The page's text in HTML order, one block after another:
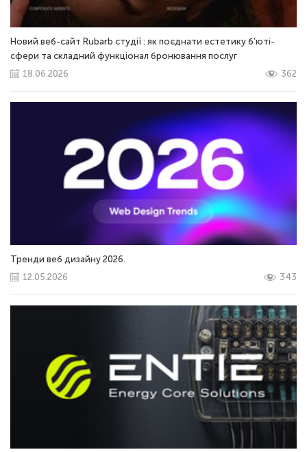
Новий веб-сайт Rubarb студії : як поєднати естетику б’юті-
сфери та складний функціонал бронювання послуг
18.06.2026
362
Тренди веб дизайну 2026.
12.05.2026
343